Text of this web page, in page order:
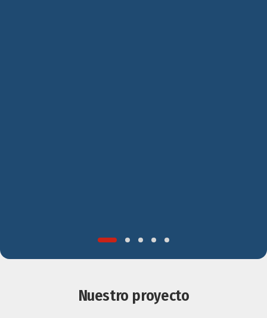
Nuestro proyecto